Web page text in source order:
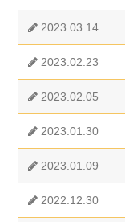
2023.03.14
2023.02.23
2023.02.05
2023.01.30
2023.01.09
2022.12.30